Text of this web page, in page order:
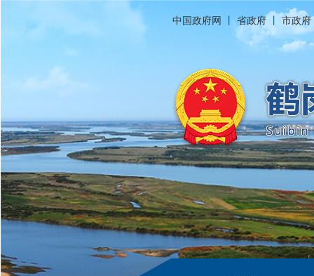
中国政府网 丨省政府 市政府